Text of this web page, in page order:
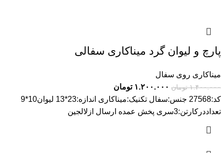
پارچ و لیوان گرد میناکاری سفالی
میناکاری روی سفال
۱.۴۰۰.۰۰۰ تومان ۱.۲۰۰.۰۰۰ تومان
کد:27568 جنس:سفال تکنیک:میناکاری اندازه:23*13 لیوان10*9
تعداددرکارتن:3سری پخش عمده ارسال ازلالجین